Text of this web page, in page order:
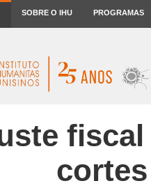
SOBRE O IHU PROGRAMAS